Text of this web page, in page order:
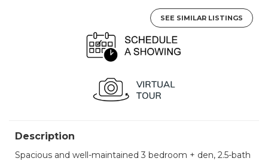
SEE SIMILAR LISTINGS
Description
Spacious and well-maintained 3 bedroom + den, 2.5-bath